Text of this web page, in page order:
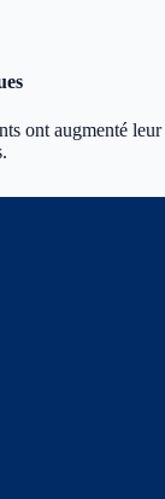
ont augmenté